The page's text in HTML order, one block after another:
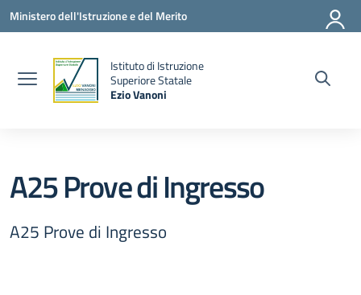
Vai ai contenuti
Vai al menu di navigazione
Vai al footer
Ministero dell'Istruzione e del Merito
Istituto di Istruzione
Superiore Statale
Ezio Vanoni
A25 Prove di Ingresso
A25 Prove di Ingresso